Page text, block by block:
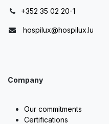
+352 35 02 20-1
hospilux@hospilux.lu
Company
Our commitments
Certifications